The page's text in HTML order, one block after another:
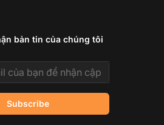
bản tin của chúng tôi
Subscribe